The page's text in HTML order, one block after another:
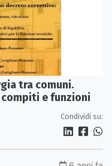
tra comuni.
e funzioni
Condividi su: